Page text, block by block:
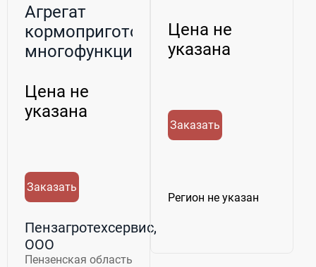
Агрегат
кормоприготовительный
многофункциональный
Цена не
указана
Заказать
Пензагротехсервис,
ООО
Пензенская область
заказчику
Цена не
указана
Заказать
Регион не указан